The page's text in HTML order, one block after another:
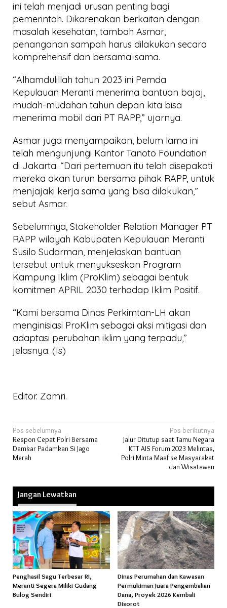
ini telah menjadi urusan penting bagi
pemerintah. Dikarenakan berkaitan dengan
masalah kesehatan, tambah Asmar,
penanganan sampah harus dilakukan secara
komprehensif dan bersama-sama.
“Alhamdulillah tahun 2023 ini Pemda
Kepulauan Meranti menerima bantuan bajaj,
mudah-mudahan tahun depan kita bisa
menerima mobil dari PT RAPP,” ujarnya.
Asmar juga menyampaikan, belum lama ini
telah mengunjungi Kantor Tanoto Foundation
di Jakarta. “Dari pertemuan itu telah disepakati
mereka akan turun bersama pihak RAPP, untuk
menjajaki kerja sama yang bisa dilakukan,”
sebut Asmar.
Sebelumnya, Stakeholder Relation Manager PT
RAPP wilayah Kabupaten Kepulauan Meranti
Susilo Sudarman, menjelaskan bantuan
tersebut untuk menyukseskan Program
Kampung Iklim (ProKlim) sebagai bentuk
komitmen APRIL 2030 terhadap Iklim Positif.
“Kami bersama Dinas Perkimtan-LH akan
menginisiasi ProKlim sebagai aksi mitigasi dan
adaptasi perubahan iklim yang terpadu,”
jelasnya. (Is)
Editor. Zamri.
Navigasi
pos
Pos sebelumnya
Respon Cepat Polri Bersama
Damkar Padamkan Si Jago
Merah
Pos berikutnya
Jalur Ditutup saat Tamu Negara
KTT AIS Forum 2023 Melintas,
Polri Minta Maaf ke Masyarakat
dan Wisatawan
Jangan Lewatkan
Penghasil Sagu Terbesar RI,
Meranti Segera Miliki Gudang
Bulog Sendiri
Dinas Perumahan dan Kawasan
Permukiman Juara Pengembalian
Dana, Proyek 2026 Kembali
Disorot